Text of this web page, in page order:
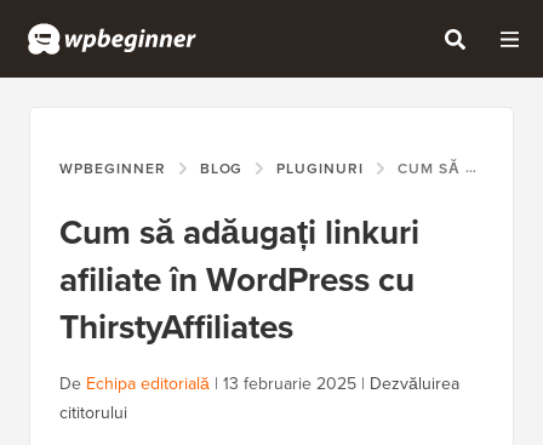
WPBEGINNER BLOG PLUGINURI CUM SĂ ADĂUGAȚI LINKURI AFILIATE ÎN WORDPRESS CU THIRSTYAFFILIATES
Cum să adăugați linkuri
afiliate în WordPress cu
ThirstyAffiliates
De Echipa editorială | 13 februarie 2025 | Dezvăluirea
cititorului